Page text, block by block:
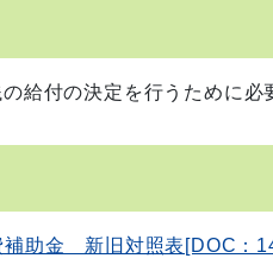
給付の決定を行うために
補助金 新旧対照表[DOC：